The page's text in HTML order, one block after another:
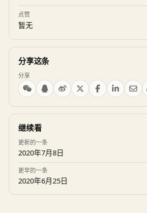
点赞
暂无
分享这条
分享
继续看
更新的一条
2020年7月8日
更早的一条
2020年6月25日